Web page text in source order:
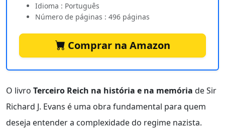
Idioma : Português
Número de páginas : 496 páginas
Comprar na Amazon
O livro Terceiro Reich na história e na memória de Sir
Richard J. Evans é uma obra fundamental para quem
deseja entender a complexidade do regime nazista.